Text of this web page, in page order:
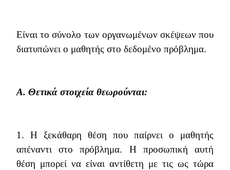
Είναι το σύνολο των οργανωμένων σκέψεων που
διατυπώνει ο μαθητής στο δεδομένο πρόβλημα.
Α. Θετικά στοιχεία θεωρούνται:
1. Η ξεκάθαρη θέση που παίρνει ο μαθητής
απέναντι στο πρόβλημα. Η προσωπική αυτή
θέση μπορεί να είναι αντίθετη με τις ως τώρα